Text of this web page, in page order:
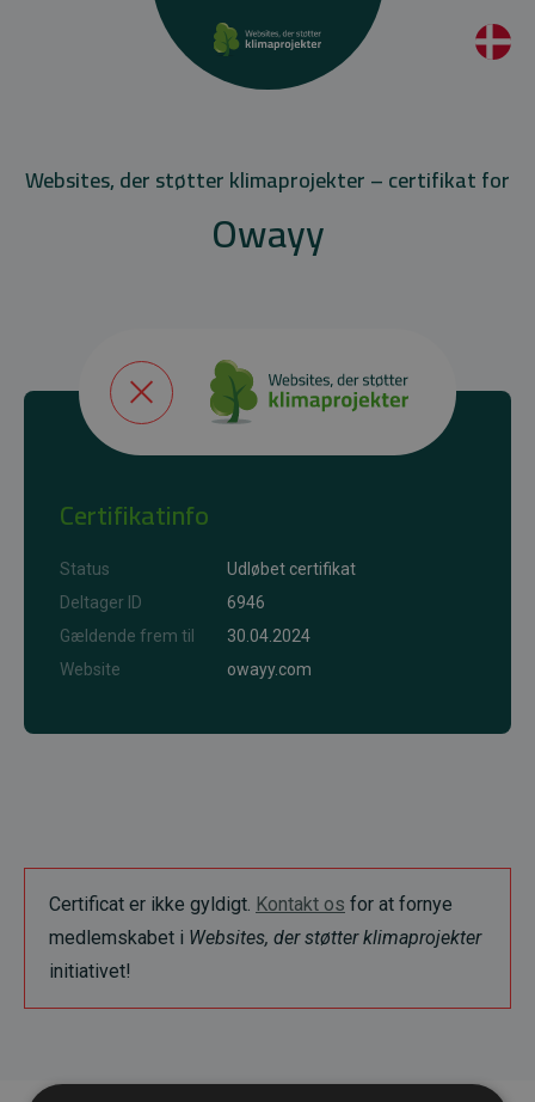
Websites, der støtter klimaprojekter – certifikat for
Owayy
Certifikatinfo
Status
Udløbet certifikat
Deltager ID
6946
Gældende frem til
30.04.2024
Website
owayy.com
Certificat er ikke gyldigt. Kontakt os for at fornye
medlemskabet i Websites, der støtter klimaprojekter
initiativet!